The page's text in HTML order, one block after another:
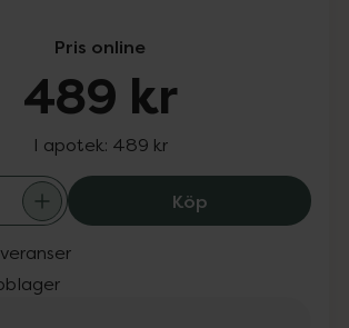
Pris online
489 kr
I apotek: 489 kr
KöpMedel Expert